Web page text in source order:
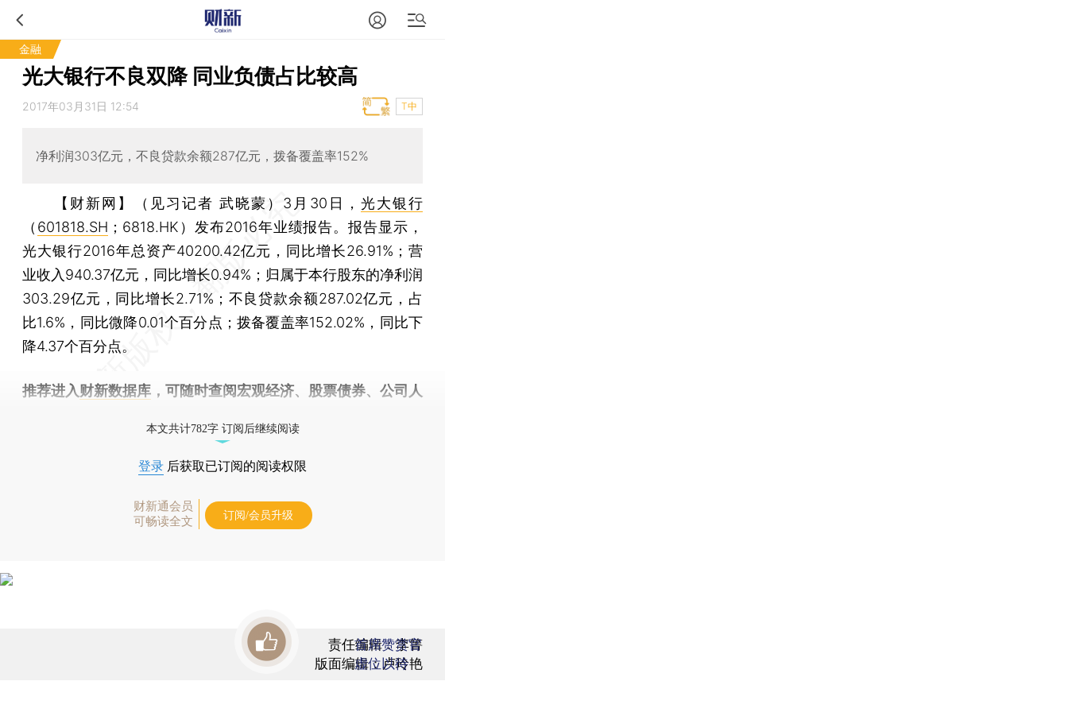
金融
光大银行不良双降 同业负债占比较高
2017年03月31日 12:54 T中
净利润303亿元，不良贷款余额287亿元，拨备覆盖率152%
【财新网】（见习记者 武晓蒙） 3月30日， 光大银行
（ 601818.SH ；6818.HK）发布2016年业绩报告。报告显示，
光大银行2016年总资产40200.42亿元，同比增长26.91%；营
业收入940.37亿元，同比增长0.94%；归属于本行股东的净利润
303.29亿元，同比增长2.71%；不良贷款余额287.02亿元，占
比1.6%，同比微降0.01个百分点；拨备覆盖率152.02%，同比下
降4.37个百分点。
推荐进入财新数据库 ，可随时查阅宏观经济、股票债券、公司人
本文共计782字 订阅后继续阅读
登录 后获取已订阅的阅读权限
财新通会员
可畅读全文
订阅/会员升级
责任编辑：李箐
版面编辑：卢玲艳
首席赞赏官
虚位以待